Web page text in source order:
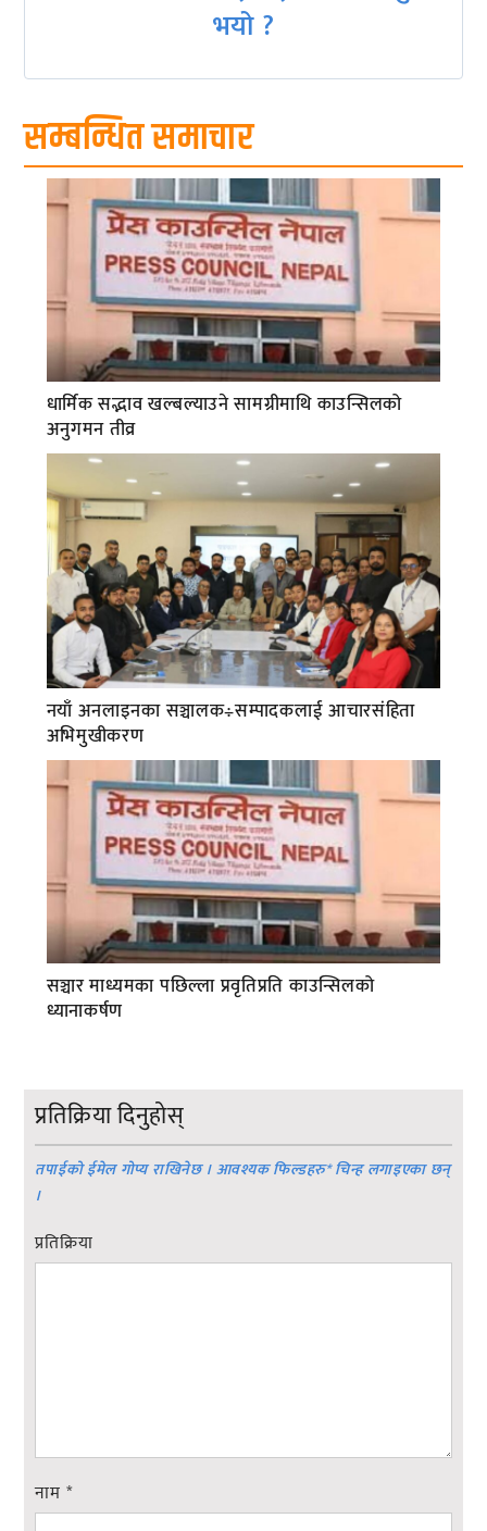
भयो ?
सम्बन्धित समाचार
धार्मिक सद्भाव खल्बल्याउने सामग्रीमाथि काउन्सिलको
अनुगमन तीव्र
नयाँ अनलाइनका सञ्चालक÷सम्पादकलाई आचारसंहिता
अभिमुखीकरण
सञ्चार माध्यमका पछिल्ला प्रवृतिप्रति काउन्सिलको
ध्यानाकर्षण
प्रतिक्रिया दिनुहोस्
तपाईको ईमेल गोप्य राखिनेछ । आवश्यक फिल्डहरु*चिन्ह लगाइएका छन्
।
प्रतिक्रिया
नाम *